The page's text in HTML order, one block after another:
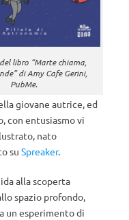
libro “Marte chiama,
di Amy Cafe Gerini,
PubMe.
giovane autrice, ed
con entusiasmo vi
nato
su Spreaker.
alla scoperta
spazio profondo,
un esperimento di